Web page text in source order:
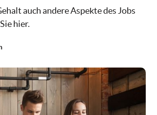
auch andere Aspekte des Jobs
hier.